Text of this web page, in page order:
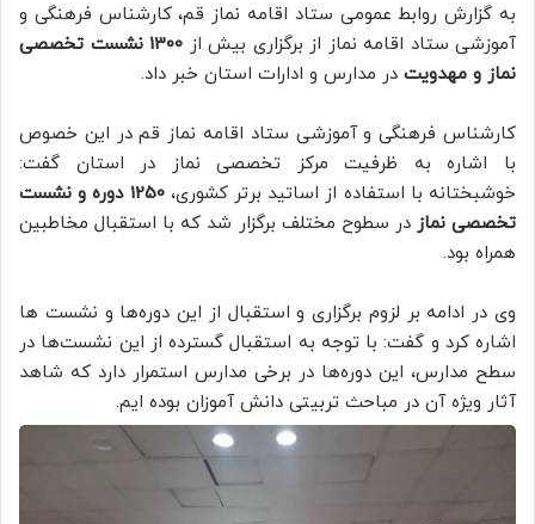
به گزارش روابط عمومی ستاد اقامه نماز قم، کارشناس فرهنگی و
آموزشی ستاد اقامه نماز از برگزاری بیش از
1300 نشست تخصصی
نماز و مهدویت در مدارس و ادارات استان خبر داد.
کارشناس فرهنگی و آموزشی ستاد اقامه نماز قم در این خصوص
با اشاره به ظرفیت مرکز تخصصی نماز در استان گفت:
خوشبختانه با استفاده از اساتید برتر کشوری،
1250 دوره‌ و نشست
تخصصی نماز در سطوح مختلف برگزار شد که با استقبال مخاطبین
همراه بود.
وی در ادامه بر لزوم برگزاری و استقبال از این دوره‌ها و نشست ها
اشاره کرد و گفت: با توجه به استقبال گسترده از این نشست‌ها در
سطح مدارس، این دوره‌ها در برخی مدارس استمرار دارد که شاهد
آثار ویژه آن در مباحث تربیتی دانش آموزان بوده ایم.